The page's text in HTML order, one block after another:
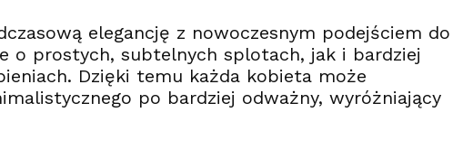
elegancję z nowoczesnym podejściem do
o prostych, subtelnych splotach, jak i bardziej
Dzięki temu każda kobieta może
po bardziej odważny, wyróżniający